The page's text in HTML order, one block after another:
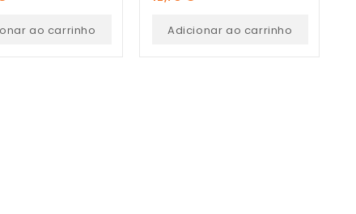
ao carrinho Adicionar ao carrinho